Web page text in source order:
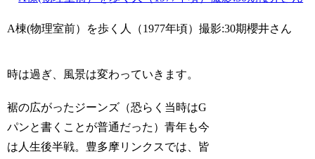
A棟(物理室前）を歩く人（1977年頃）撮影:30期櫻井さん
時は過ぎ、風景は変わっていきます。
裾の広がったジーンズ（恐らく当時はG
パンと書くことが普通だった）青年も今
は人生後半戦。豊多摩リンクスでは、皆